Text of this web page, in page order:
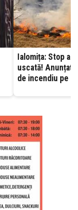
Ialomița: Stop
uscată! Anunțați
de incendiu pe